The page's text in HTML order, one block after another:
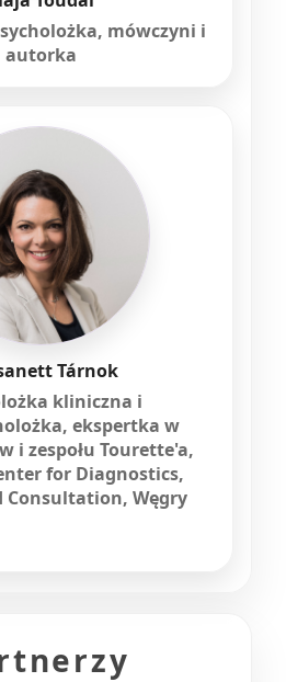
mówczyni i
autorka
Tárnok
kliniczna i
ekspertka w
i zespołu Tourette'a,
for Diagnostics,
Consultation, Węgry